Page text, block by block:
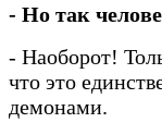
- Но так
- Наоборот!
что это
демонами.